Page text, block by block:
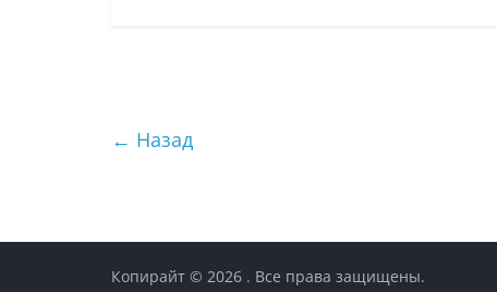
← Назад
Копирайт © 2026 . Все права защищены.